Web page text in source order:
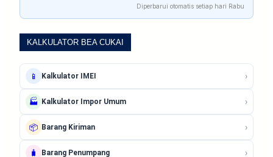
Diperbarui otomatis setiap hari Rabu
KALKULATOR BEA CUKAI
📱 Kalkulator IMEI ›
🏭 Kalkulator Impor Umum ›
📦 Barang Kiriman ›
🧳 Barang Penumpang ›